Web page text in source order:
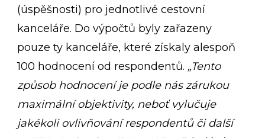
(úspěšnosti) pro jednotlivé cestovní
kanceláře. Do výpočtů byly zařazeny
pouze ty kanceláře, které získaly alespoň
100 hodnocení od respondentů. „Tento
způsob hodnocení je podle nás zárukou
maximální objektivity, neboť vylučuje
jakékoli ovlivňování respondentů či další